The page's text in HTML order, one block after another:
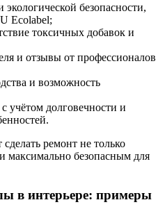
безопасности,
Ecolabel;
токсичных добавок и
и отзывы от профессионалов
и возможность
учётом долговечности и
ремонт не только
безопасным для
в интерьере: примеры